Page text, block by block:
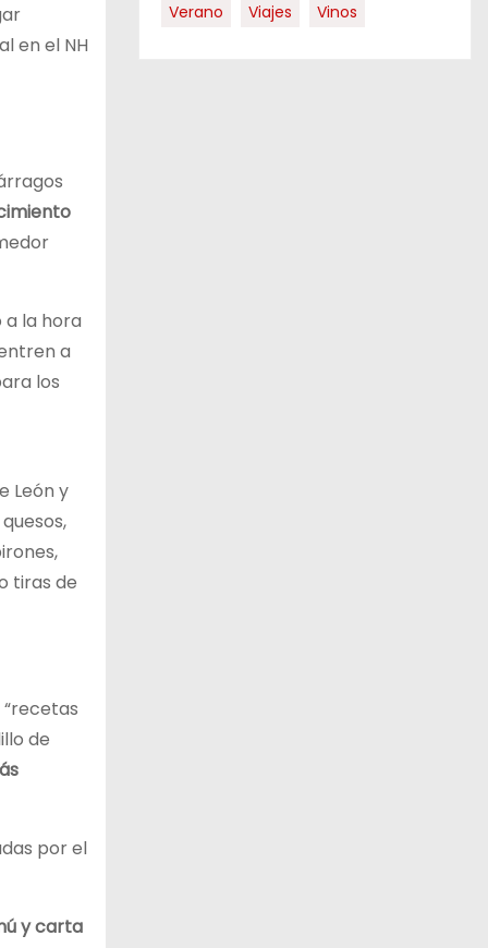
en el NH
la hora
a
los
León y
tiras de
de
por el
y carta
Verano
Viajes Vinos